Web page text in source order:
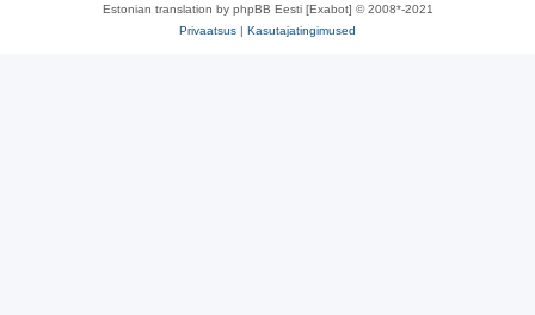
Estonian translation by phpBB Eesti [Exabot] © 2008*-2021
Privaatsus | Kasutajatingimused